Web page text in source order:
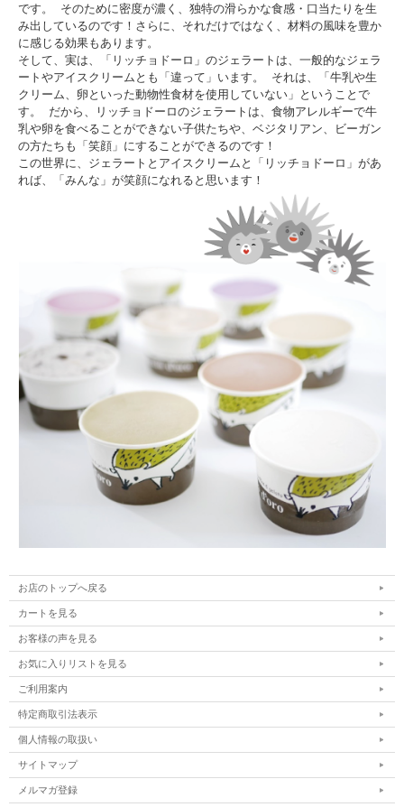
です。 そのために密度が濃く、独特の滑らかな食感・口当たりを生
み出しているのです！さらに、それだけではなく、材料の風味を豊か
に感じる効果もあります。
そして、実は、「リッチョドーロ」のジェラートは、一般的なジェラ
ートやアイスクリームとも「違って」います。 それは、「牛乳や生
クリーム、卵といった動物性食材を使用していない」ということで
す。 だから、リッチョドーロのジェラートは、食物アレルギーで牛
乳や卵を食べることができない子供たちや、ベジタリアン、ビーガン
の方たちも「笑顔」にすることができるのです！
この世界に、ジェラートとアイスクリームと「リッチョドーロ」があ
れば、「みんな」が笑顔になれると思います！
お店のトップへ戻る
カートを見る
お客様の声を見る
お気に入りリストを見る
ご利用案内
特定商取引法表示
個人情報の取扱い
サイトマップ
メルマガ登録